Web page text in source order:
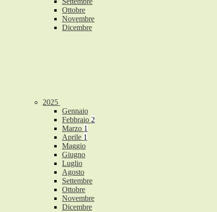
Ottobre
Novembre
Dicembre
2025
Gennaio
Febbraio 2
Marzo 1
Aprile 1
Maggio
Giugno
Luglio
Agosto
Settembre
Ottobre
Novembre
Dicembre